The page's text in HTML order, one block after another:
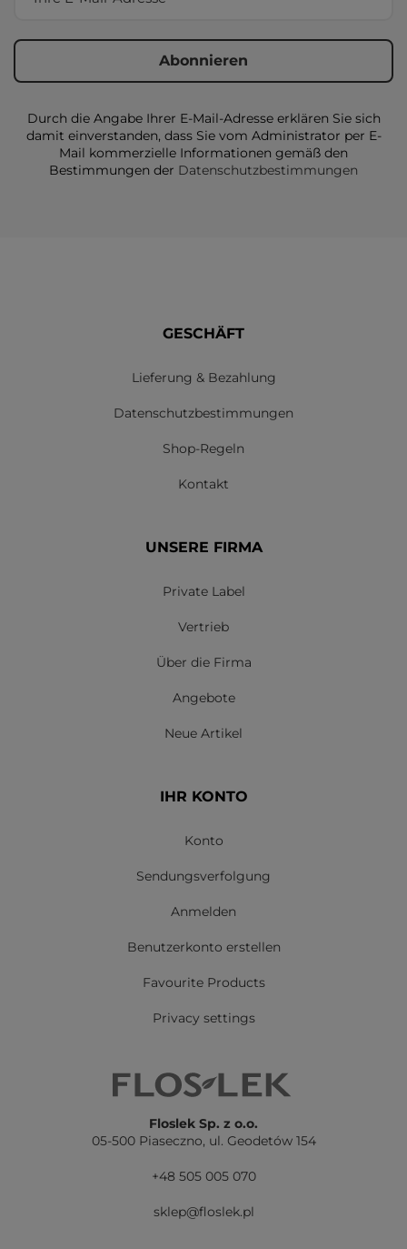
Durch die Angabe Ihrer E-Mail-Adresse erklären Sie sich
damit einverstanden, dass Sie vom Administrator per E-
Mail kommerzielle Informationen gemäß den
Bestimmungen der Datenschutzbestimmungen
GESCHÄFT
Lieferung & Bezahlung
Datenschutzbestimmungen
Shop-Regeln
Kontakt
UNSERE FIRMA
Private Label
Vertrieb
Über die Firma
Angebote
Neue Artikel
IHR KONTO
Konto
Sendungsverfolgung
Anmelden
Benutzerkonto erstellen
Favourite Products
Privacy settings
Floslek Sp. z o.o.
05-500 Piaseczno, ul. Geodetów 154
+48 505 005 070
sklep@floslek.pl